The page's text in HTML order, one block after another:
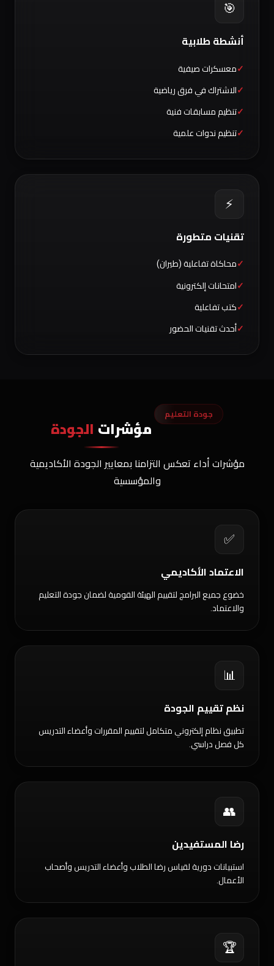
🎯
أنشطة طلابية
معسكرات صيفية
الاشتراك في فرق رياضية
تنظيم مسابقات فنية
تنظيم ندوات علمية
⚡
تقنيات متطورة
محاكاة تفاعلية (طيران)
امتحانات إلكترونية
كتب تفاعلية
أحدث تقنيات الحضور
جودة التعليم
مؤشرات الجودة
مؤشرات أداء تعكس التزامنا بمعايير الجودة الأكاديمية
والمؤسسية
✅
الاعتماد الأكاديمي
خضوع جميع البرامج لتقييم الهيئة القومية لضمان جودة التعليم
والاعتماد.
📊
نظم تقييم الجودة
تطبيق نظام إلكتروني متكامل لتقييم المقررات وأعضاء التدريس
كل فصل دراسي.
👥
رضا المستفيدين
استبيانات دورية لقياس رضا الطلاب وأعضاء التدريس وأصحاب
الأعمال.
🏆